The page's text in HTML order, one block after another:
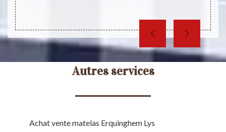
Autres services
Achat vente matelas Erquinghem Lys